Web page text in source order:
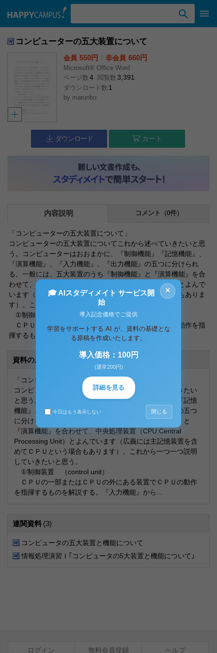
コンピューターの五大装置について
会員 550円 非会員 660円
Microsoft® Office Word
ページ数 4 閲覧数 3,391
ダウンロード数 1
by marunbo
ダウンロード カート
内容説明 コメント（0件）
「コンピューターの五大装置について」
コンピューターの五大装置についてこれから述べていきたいと思
う。コンピューターはおおまかに、『制御機能』『記憶機能』、
『演算機能』、『入力機能』、『出力機能』の五つに分けられ
る。一般には、五大装置のうち『制御機能』と『演算機能』を合
わせて、中央処理装置（CPU:Central Processing Unit）とよんで
います（広義には主記憶装置を含めてＣＰＵという場合もありま
す）。これから一つ一つ説明していきたいと思う。
①制御装置 （control unit）
ＣＰＵの一部またはＣＰＵの外にある装置でＣＰＵの動作を指
揮するものを解説する。『入力機能』から
資料の原本内容
「コンピューターの五大装置について」
コンピューターの五大装置についてこれから述べていきたい
と思う。コンピューターはおおまかに、『制御機能』『記憶
機能』、『演算機能』、『入力機能』、『出力機能』の五つ
に分けられる。一般には、五大装置のうち『制御機能』と
『演算機能』を合わせて、中央処理装置（CPU:Central
Processing Unit）とよんでいます（広義には主記憶装置を含
めてＣＰＵという場合もあります）。これから一つ一つ説明
していきたいと思う。
①制御装置 （control unit）
ＣＰＵの一部またはＣＰＵの外にある装置でＣＰＵの動作
を指揮するものを解説する。『入力機能』から...
連関資料 (3)
コンピュータの五大装置と機能について
情報処理演習Ｉ｢コンピュータの5大装置と機能について｣
ログイン 無料会員登録 ヘルプ
×
🎓 AIスタディメイト サービス開
始
導入記念価格でご提供
学習をサポートする AI が、資料の基礎とな
る原稿を作成いたします。
導入価格：100円
(通常200円)
詳細を見る
今日はもう表示しない 閉じる